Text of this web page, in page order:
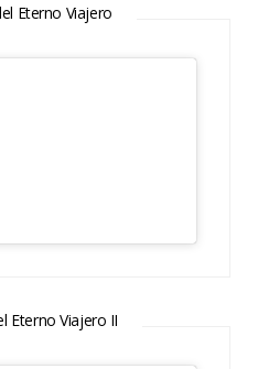
Eterno Viajero
Eterno Viajero II